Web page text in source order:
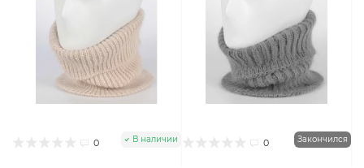
0 В наличии 0 Закончился